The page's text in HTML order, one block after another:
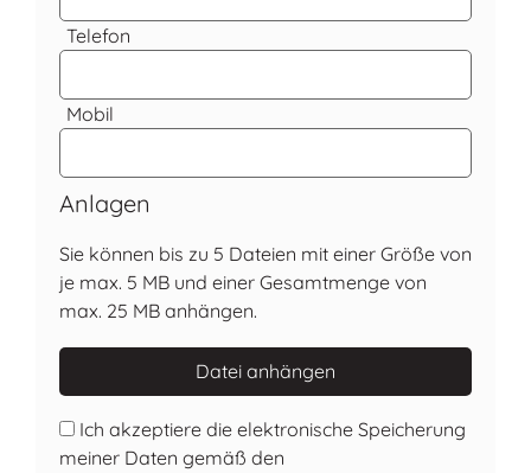
Telefon
Mobil
Anlagen
Sie können bis zu 5 Dateien mit einer Größe von
je max. 5 MB und einer Gesamtmenge von
max. 25 MB anhängen.
Datei anhängen
Ich akzeptiere die elektronische Speicherung
meiner Daten gemäß den